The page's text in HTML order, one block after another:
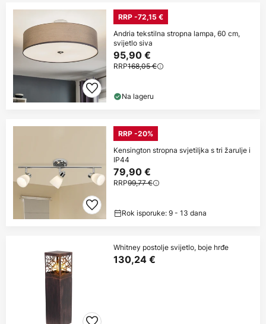
RRP -72,15 €
Andria tekstilna stropna lampa, 60 cm,
svijetlo siva
95,90 €
RRP168,05 €
Na lageru
RRP -20%
Kensington stropna svjetiljka s tri žarulje i
IP44
79,90 €
RRP99,77 €
Rok isporuke: 9 - 13 dana
Whitney postolje svijetlo, boje hrđe
130,24 €